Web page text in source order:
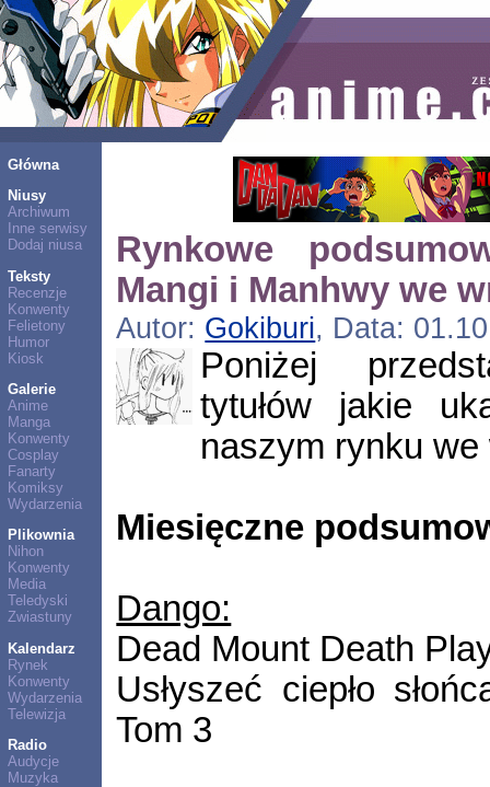
Główna
Niusy
Archiwum
Inne serwisy
Dodaj niusa
Teksty
Recenzje
Konwenty
Felietony
Humor
Kiosk
Galerie
Anime
Manga
Konwenty
Cosplay
Fanarty
Komiksy
Wydarzenia
Plikownia
Nihon
Konwenty
Media
Teledyski
Zwiastuny
Kalendarz
Rynek
Konwenty
Wydarzenia
Telewizja
Radio
Audycje
Muzyka
Rynkowe
Mangi i Manhwy we
Autor: Gokiburi, Data:
Poniżej
tytułów jakie
naszym rynku
Miesięczne
Dango:
Dead Mount Death
Usłyszeć ciepło
Tom 3